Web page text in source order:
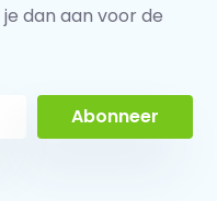
dan aan voor de
Abonneer